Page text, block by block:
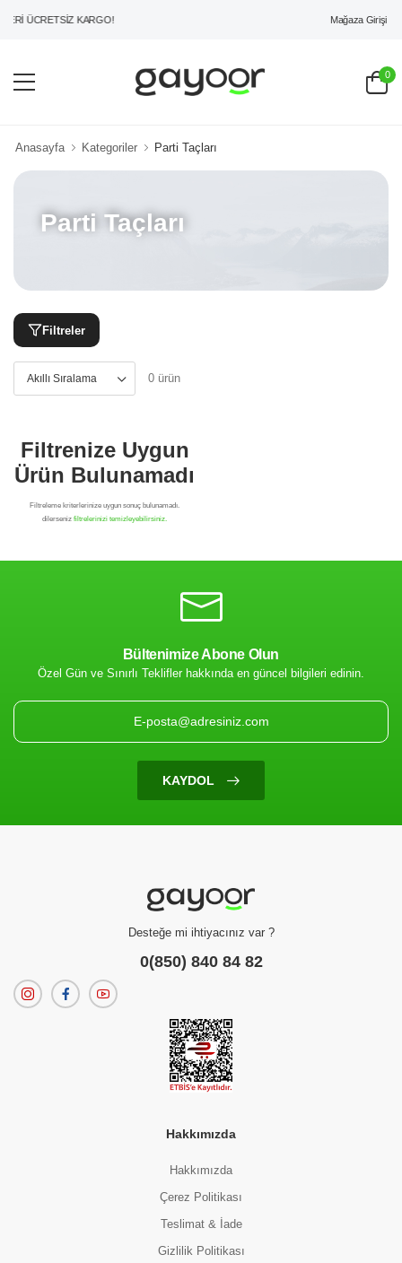
ÜCRETSİZ KARGO! Mağaza Girişi
0
Anasayfa Kategoriler Parti Taçları
Parti Taçları
Filtreler
0 ürün
Filtrenize Uygun
Ürün Bulunamadı
Bültenimize Abone Olun
Özel Gün ve Sınırlı Teklifler hakkında en güncel bilgileri edinin.
KAYDOL
Desteğe mi ihtiyacınız var ?
0(850) 840 84 82
Hakkımızda
Hakkımızda
Çerez Politikası
Teslimat & İade
Gizlilik Politikası